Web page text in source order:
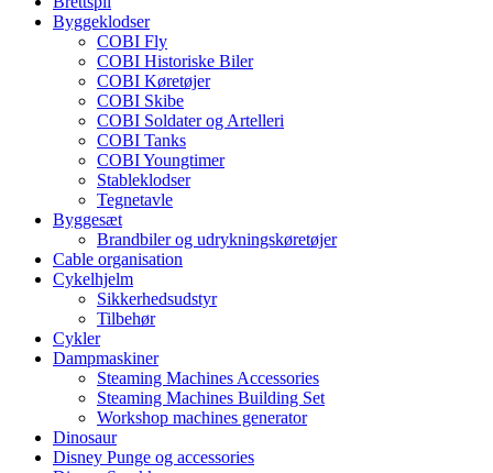
Byggeklodser
COBI Fly
COBI Historiske Biler
COBI Køretøjer
COBI Skibe
COBI Soldater og Artelleri
COBI Tanks
COBI Youngtimer
Stableklodser
Tegnetavle
Byggesæt
Brandbiler og udrykningskøretøjer
Cable organisation
Cykelhjelm
Sikkerhedsudstyr
Tilbehør
Cykler
Dampmaskiner
Steaming Machines Accessories
Steaming Machines Building Set
Workshop machines generator
Dinosaur
Disney Punge og accessories